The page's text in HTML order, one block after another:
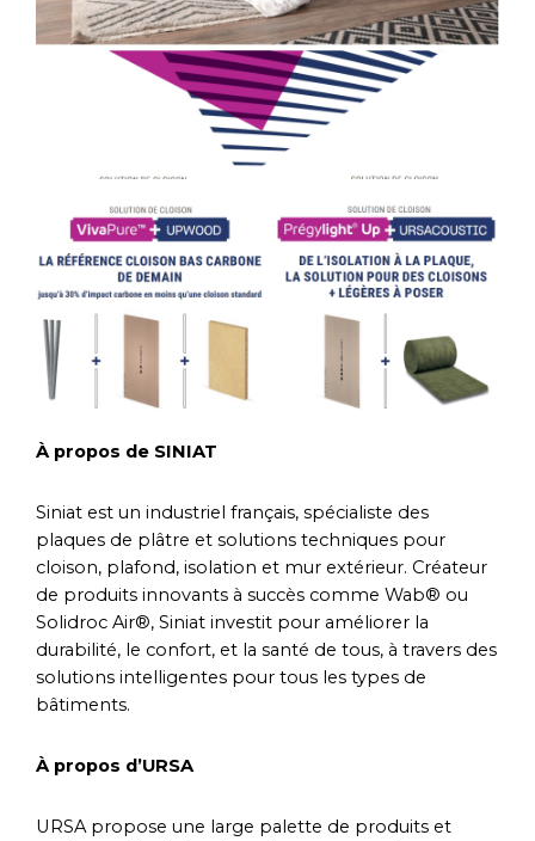
À propos de SINIAT
Siniat est un industriel français, spécialiste des
plaques de plâtre et solutions techniques pour
cloison, plafond, isolation et mur extérieur. Créateur
de produits innovants à succès comme Wab® ou
Solidroc Air®, Siniat investit pour améliorer la
durabilité, le confort, et la santé de tous, à travers des
solutions intelligentes pour tous les types de
bâtiments.
À propos d’URSA
URSA propose une large palette de produits et